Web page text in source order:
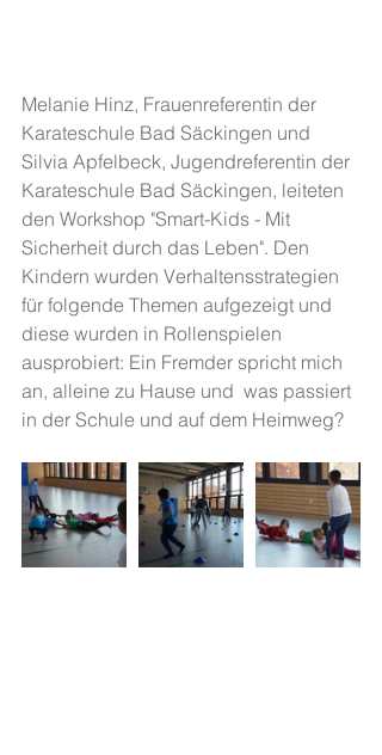
Melanie Hinz, Frauenreferentin der
Karateschule Bad Säckingen und
Silvia Apfelbeck, Jugendreferentin der
Karateschule Bad Säckingen, leiteten
den Workshop "Smart-Kids - Mit
Sicherheit durch das Leben". Den
Kindern wurden Verhaltensstrategien
für folgende Themen aufgezeigt und
diese wurden in Rollenspielen
ausprobiert: Ein Fremder spricht mich
an, alleine zu Hause und  was passiert
in der Schule und auf dem Heimweg?